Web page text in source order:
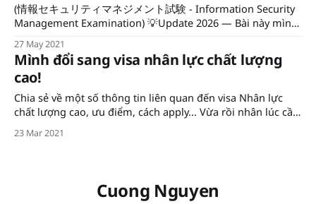
(情報セキュリティマネジメント試験 - Information Security
Management Examination) 💡Update 2026 — Bài này mình
năm 2022, IPA đã thay đổi cấu trúc đề SG: gộp 科目A・科目
B vào một buổi thi 120 phút, chấm theo IRT tổng hợp. Lệ
phí hiện cũng
27 May 2021
Mình đổi sang visa nhân lực chất lượng
cao!
Chia sẻ về một số thông tin liên quan đến visa Nhân lực
chất lượng cao, ưu điểm, cách apply... Vừa rồi nhân lúc cần
và quyết định thay vì gia hạn visa hiện tại thì
23 Mar 2021
Cuong Nguyen